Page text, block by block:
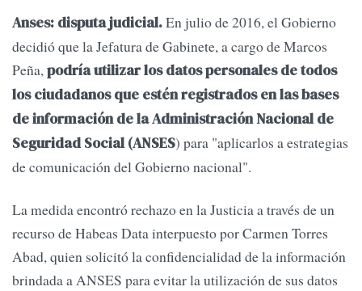
Anses: disputa judicial.En julio de 2016, el Gobierno
decidió que la Jefatura de Gabinete, a cargo de Marcos
Peña,podría utilizar los datos personales de todos
los ciudadanos que estén registrados en las bases
de información de la Administración Nacional de
Seguridad Social (ANSES) para "aplicarlos a estrategias
de comunicación del Gobierno nacional".
La medida encontró rechazo en la Justicia a través de un
recurso de Habeas Data interpuesto por Carmen Torres
Abad, quien solicitó la confidencialidad de la información
brindada a ANSES para evitar la utilización de sus datos